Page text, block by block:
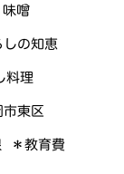
味噌
しの知恵
料理
市東区
＊教育費